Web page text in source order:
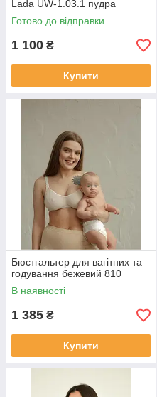
Lada UW-1.03.1 пудра
Готово до відправки
1 100 ₴
Купити
Бюстгальтер для вагітних та
годування бежевий 810
В наявності
1 385 ₴
Купити